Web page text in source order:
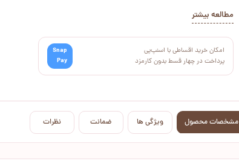
مطالعه بیشتر
امکان خرید اقساطی با اسنپ‌پی
پرداخت در چهار قسط بدون کارمزد
Snap
Pay
مشخصات محصول ویژگی ها ضمانت نظرات